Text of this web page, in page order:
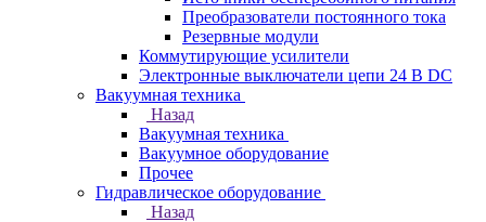
Преобразователи постоянного тока
Резервные модули
Коммутирующие усилители
Электронные выключатели цепи 24 В DC
Вакуумная техника
Назад
Вакуумная техника
Вакуумное оборудование
Прочее
Гидравлическое оборудование
Назад